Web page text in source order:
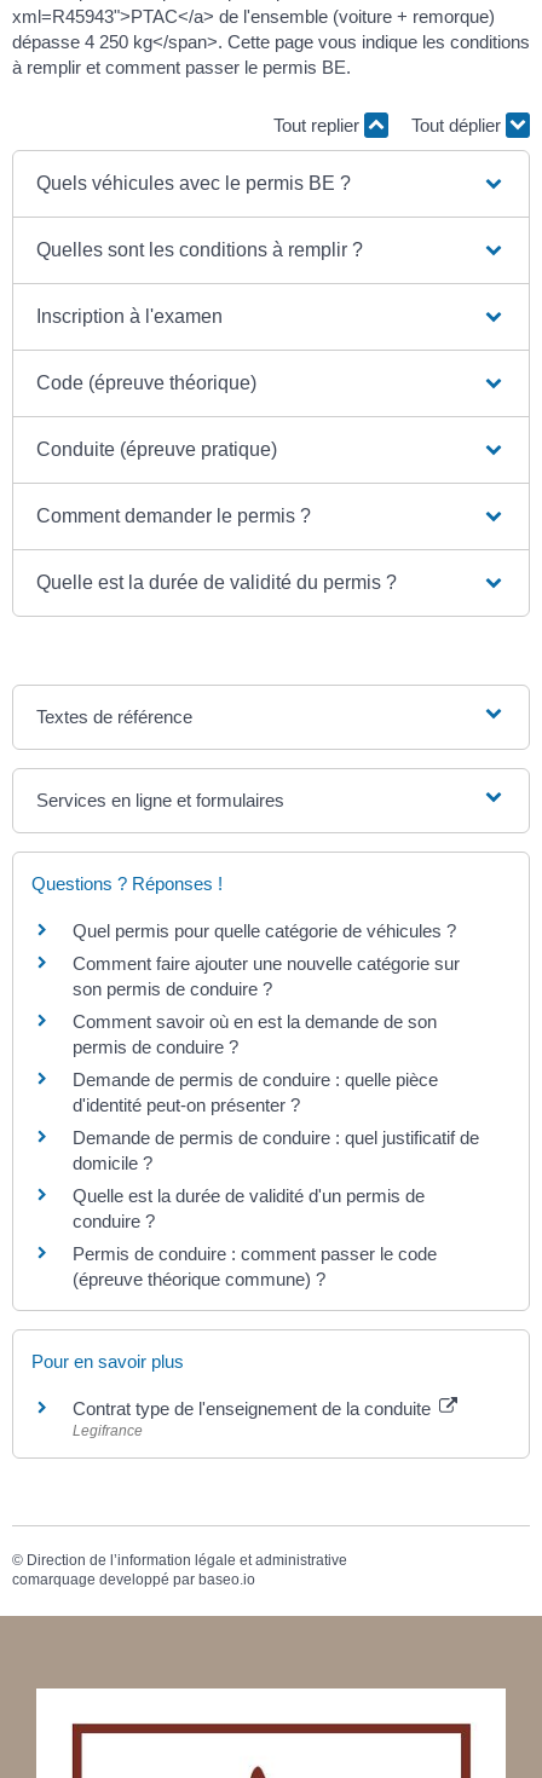
xml=R45943">PTAC</a> de l'ensemble (voiture + remorque)
dépasse 4 250 kg</span>. Cette page vous indique les conditions
à remplir et comment passer le permis BE.
Tout replier Tout déplier
Quels véhicules avec le permis BE ?
Quelles sont les conditions à remplir ?
Inscription à l'examen
Code (épreuve théorique)
Conduite (épreuve pratique)
Comment demander le permis ?
Quelle est la durée de validité du permis ?
Textes de référence
Services en ligne et formulaires
Questions ? Réponses !
Quel permis pour quelle catégorie de véhicules ?
Comment faire ajouter une nouvelle catégorie sur
son permis de conduire ?
Comment savoir où en est la demande de son
permis de conduire ?
Demande de permis de conduire : quelle pièce
d'identité peut-on présenter ?
Demande de permis de conduire : quel justificatif de
domicile ?
Quelle est la durée de validité d'un permis de
conduire ?
Permis de conduire : comment passer le code
(épreuve théorique commune) ?
Pour en savoir plus
Contrat type de l'enseignement de la conduite
Legifrance
© Direction de l’information légale et administrative
comarquage developpé par baseo.io